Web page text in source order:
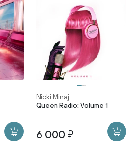
Nicki Minaj
Queen Radio: Volume 1
6 000 ₽